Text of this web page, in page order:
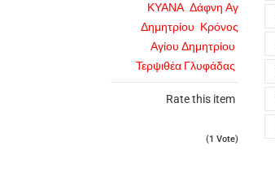
ΚΥΑΝΑ Δάφνη Αγ
Δημητρίου Κρόνος
Αγίου Δημητρίου
Τερψιθέα Γλυφάδας
Rate this item
(1 Vote)